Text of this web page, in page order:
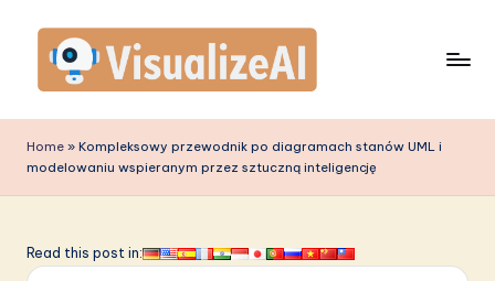
content
is
u
li
Home » Kompleksowy przewodnik po diagramach stanów UML i
modelowaniu wspieranym przez sztuczną inteligencję
Read this post in: